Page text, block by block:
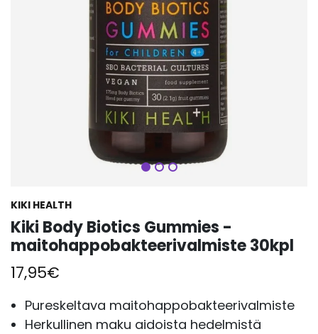
Seuraava
KIKI HEALTH
Kiki Body Biotics Gummies -
maitohappobakteerivalmiste 30kpl
17,95€
Pureskeltava maitohappobakteerivalmiste
Herkullinen maku aidoista hedelmistä